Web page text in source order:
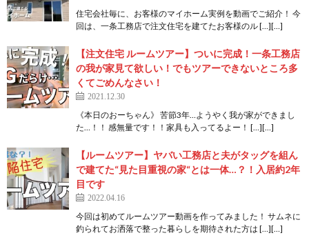
住宅会社毎に、お客様のマイホーム実例を動画でご紹介！ 今
回は、一条工務店で注文住宅を建てたお客様のル […][…]
【注文住宅 ルームツアー】ついに完成！一条工務店
の我が家見て欲しい！でもツアーできないところ多
くてごめんなさい！
2021.12.30
《本日のおーちゃん》 苦節3年…ようやく我が家ができまし
た…！！ 感無量です！！家具も入ってるよー！ […][…]
【ルームツアー】ヤバい工務店と夫がタッグを組ん
で建てた“見た目重視の家“とは一体…？！入居約2年
目です
2022.04.16
今回は初めてルームツアー動画を作ってみました！ サムネに
釣られてお洒落で整った暮らしを期待された方は […][…]